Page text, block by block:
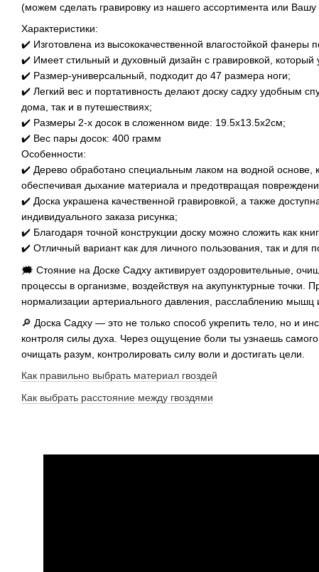
(можем сделать гравировку из нашего ассортимента или
Характеристики:
✔️ Изготовлена из высококачественной влагостойкой фанеры
✔️ Имеет стильный и духовный дизайн с гравировкой, который
✔️ Размер-универсальный, подходит до 47 размера ноги;
✔️ Легкий вес и портативность делают доску садху удобным
дома, так и в путешествиях;
✔️ Размеры 2-х досок в сложенном виде: 19.5х13.5х2см;
✔️ Вес пары досок: 400 грамм
Особенности:
✔️ Дерево обработано специальным лаком на водной основе,
обеспечивая дыхание материала и предотвращая
✔️ Доска украшена качественной гравировкой, а также
индивидуального заказа рисунка;
✔️ Благодаря точной конструкции доску можно сложить как
✔️ Отличный вариант как для личного пользования, так и для
🗯 Стояние на Доске Садху активирует оздоровительные,
процессы в организме, воздействуя на акупунктурные точки.
нормализации артериального давления, расслаблению мышц
🔎 Доска Садху — это не только способ укрепить тело, но и
контроля силы духа. Через ощущение боли ты узнаешь
очищать разум, контролировать силу воли и достигать цели.
Как правильно выбрать материал гвоздей
Как выбрать расстояние между гвоздями